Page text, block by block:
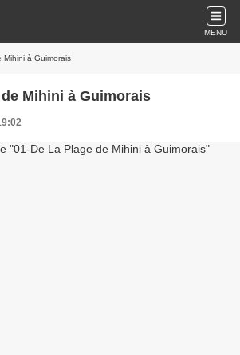
MENU
à Guimorais
Mihini à Guimorais